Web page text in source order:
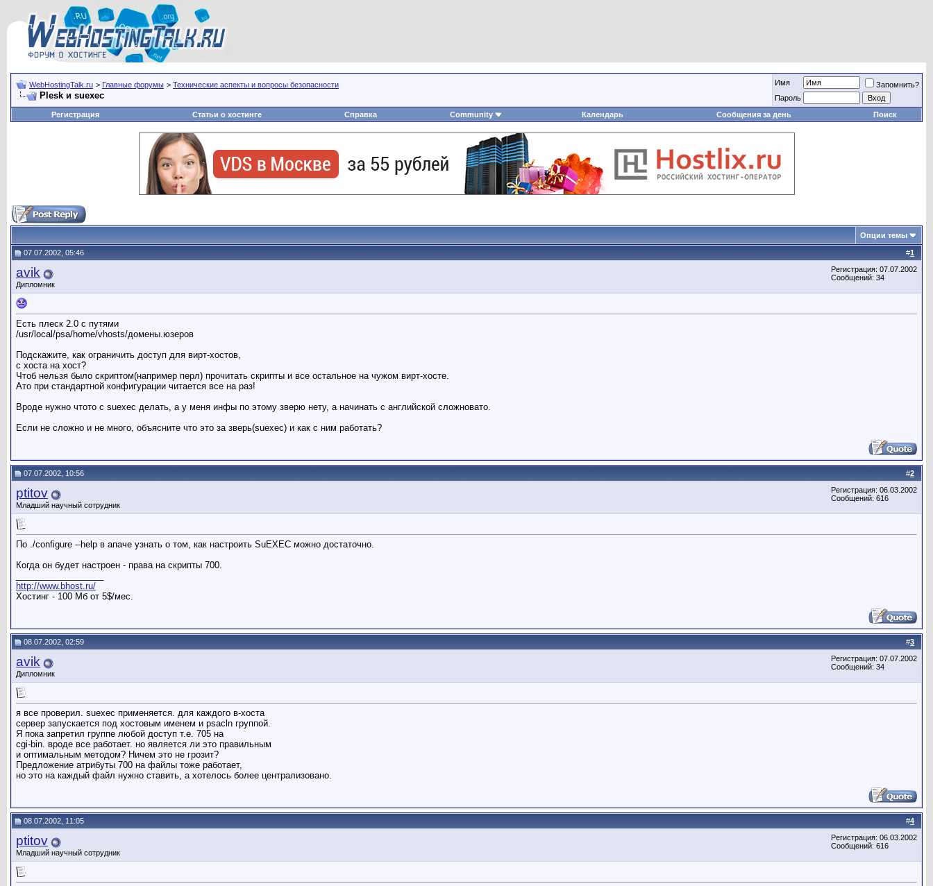
WebHostingTalk.ru > Главные форумы > Технические аспекты и вопросы безопасности
Plesk и suexec
Имя
Запомнить?
Пароль
Регистрация
Статьи о хостинге Справка Community Календарь Сообщения за день Поиск
Опции темы
#1
07.07.2002, 05:46
avik
Дипломник
Регистрация: 07.07.2002
Сообщений: 34
Есть плеск 2.0 с путями
/usr/local/psa/home/vhosts/домены.юзеров
Подскажите, как ограничить доступ для вирт-хостов,
с хоста на хост?
Чтоб нельзя было скриптом(например перл) прочитать скрипты и все остальное на чужом вирт-хосте.
Ато при стандартной конфигурации читается все на раз!
Вроде нужно чтото с suexec делать, а у меня инфы по этому зверю нету, а начинать с английской сложновато.
Если не сложно и не много, объясните что это за зверь(suexec) и как с ним работать?
#2
07.07.2002, 10:56
ptitov
Младший научный сотрудник
Регистрация: 06.03.2002
Сообщений: 616
По ./configure --help в апаче узнать о том, как настроить SuEXEC можно достаточно.
Когда он будет настроен - права на скрипты 700.
http://www.bhost.ru/
Хостинг - 100 Мб от 5$/мес.
#3
08.07.2002, 02:59
avik
Дипломник
Регистрация: 07.07.2002
Сообщений: 34
я все проверил. suexec применяется. для каждого в-хоста
сервер запускается под хостовым именем и psacln группой.
Я пока запретил группе любой доступ т.е. 705 на
cgi-bin. вроде все работает. но является ли это правильным
и оптимальным методом? Ничем это не грозит?
Предложение атрибуты 700 на файлы тоже работает,
но это на каждый файл нужно ставить, а хотелось более централизовано.
#4
08.07.2002, 11:05
ptitov
Младший научный сотрудник
Регистрация: 06.03.2002
Сообщений: 616